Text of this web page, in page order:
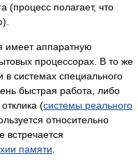
(процесс полагает, что
имеет аппаратную
процессорах. В то же
системах специального
быстрая работа, либо
(системы реального
относительно
встречается
памяти